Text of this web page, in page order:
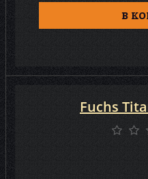
В
Fuchs